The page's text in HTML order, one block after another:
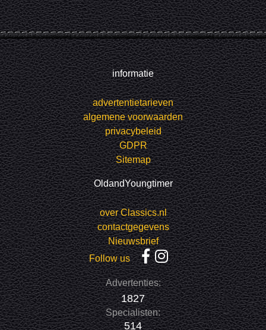
informatie
advertentietarieven
algemene voorwaarden
privacybeleid
GDPR
Sitemap
OldandYoungtimer
over Classics.nl
contactgegevens
Nieuwsbrief
Follow us
Advertenties:
1827
Specialisten:
514